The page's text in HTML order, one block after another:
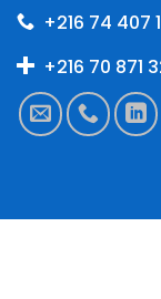
+216 74 407
+216 70 871